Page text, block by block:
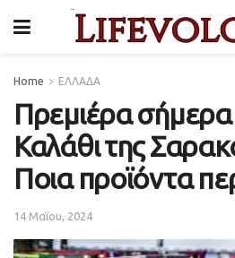
Home ΕΛΛΑΔΑ
Πρεμιέρα σήμερα
Καλάθι της
Ποια προϊόντα
14 Μαΐου, 2024